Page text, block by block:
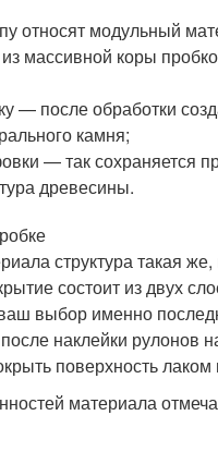
относят модульный
массивной коры
— после обработки
камня;
— так сохраняется
древесины.
структура такая же,
состоит из двух
выбор именно
наклейки рулонов
поверхность
материала